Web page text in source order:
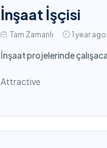
İnşaat İşçisi
Tam Zamanlı 1 year ago
İnşaat projelerinde
Attractive